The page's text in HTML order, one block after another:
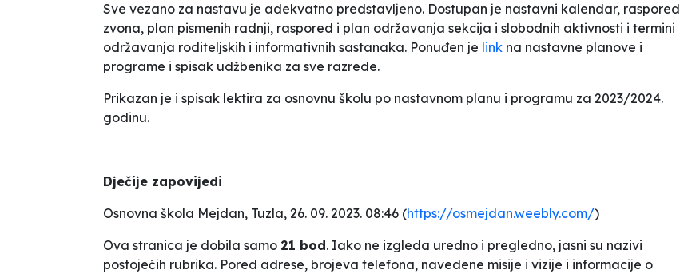
Sve vezano za nastavu je adekvatno predstavljeno. Dostupan je nastavni kalendar, raspored
zvona, plan pismenih radnji, raspored i plan održavanja sekcija i slobodnih aktivnosti i termini
održavanja roditeljskih i informativnih sastanaka. Ponuđen je link na nastavne planove i
programe i spisak udžbenika za sve razrede.
Prikazan je i spisak lektira za osnovnu školu po nastavnom planu i programu za 2023/2024.
godinu.
Dječije zapovijedi
Osnovna škola Mejdan, Tuzla, 26. 09. 2023. 08:46 (https://osmejdan.weebly.com/)
Ova stranica je dobila samo 21 bod. Iako ne izgleda uredno i pregledno, jasni su nazivi
postojećih rubrika. Pored adrese, brojeva telefona, navedene misije i vizije i informacije o